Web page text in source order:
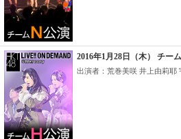
2016年1月28日（木） チー
出演者：荒巻美咲 井上由莉耶